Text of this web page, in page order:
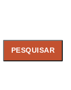
PESQUISAR